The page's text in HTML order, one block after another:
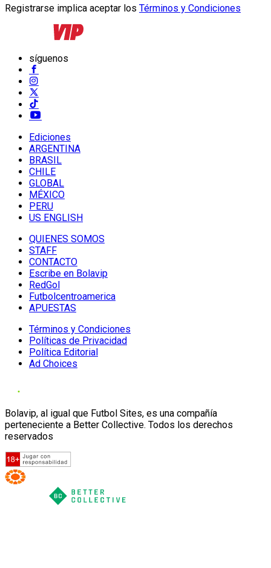
Registrarse implica aceptar los Términos y Condiciones
síguenos
Ediciones
ARGENTINA
BRASIL
CHILE
GLOBAL
MÉXICO
PERU
US ENGLISH
QUIENES SOMOS
STAFF
CONTACTO
Escribe en Bolavip
RedGol
Futbolcentroamerica
APUESTAS
Términos y Condiciones
Políticas de Privacidad
Política Editorial
Ad Choices
Bolavip, al igual que Futbol Sites, es una compañía
perteneciente a Better Collective. Todos los derechos
reservados